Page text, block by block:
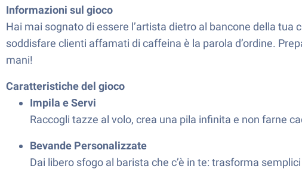
Informazioni sul gioco
Hai mai sognato di essere l’artista dietro al bancone della
soddisfare clienti affamati di caffeina è la parola d’ordine.
mani!
Caratteristiche del gioco
Impila e Servi
Raccogli tazze al volo, crea una pila infinita e non farne
Bevande Personalizzate
Dai libero sfogo al barista che c’è in te: trasforma